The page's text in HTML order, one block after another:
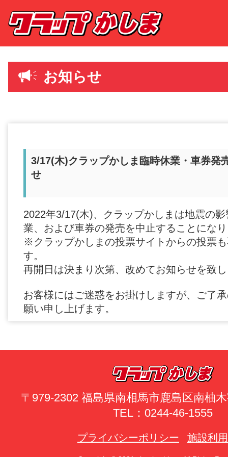
お知らせ
3/17(木)クラップかしま臨時休業・車券発
せ
2022年3/17(木)、クラップかしまは地震の
業、および車券の発売を中止することにな
※クラップかしまの投票サイトからの投票
す。
再開日は決まり次第、改めてお知らせを致
お客様にはご迷惑をお掛けしますが、ご了
願い申し上げます。
〒979-2302 福島県南相馬市鹿島区南柚
TEL：0244-46-1555
プライバシーポリシー 施設利